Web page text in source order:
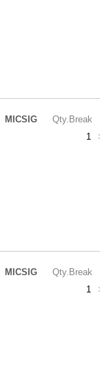
MICSIG
Qty.Break
1
MICSIG
Qty.Break
1